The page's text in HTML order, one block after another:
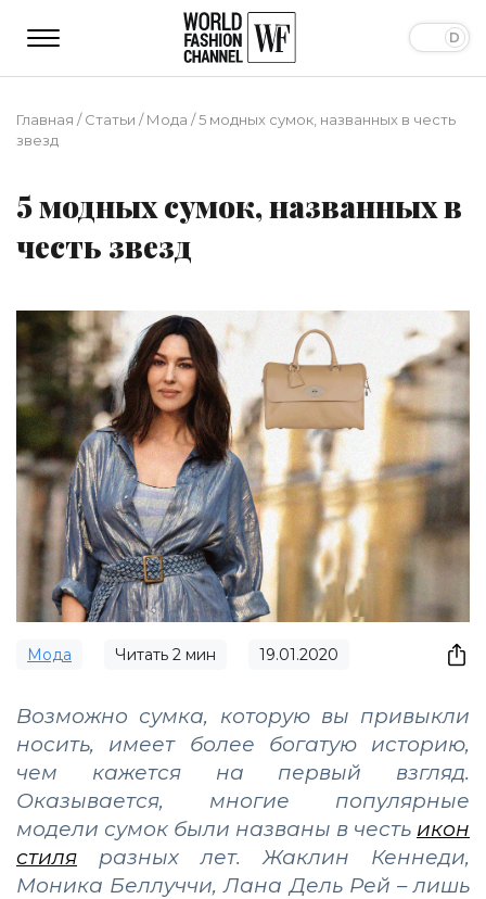
Главная /Статьи /Мода /5 модных сумок, названных в честь
звезд
5 модных сумок, названных в
честь звезд
Мода Читать 2 мин 19.01.2020
Возможно сумка, которую вы привыкли
носить, имеет более богатую историю,
чем кажется на первый взгляд.
Оказывается, многие популярные
модели сумок были названы в честь икон
стиля разных лет. Жаклин Кеннеди,
Моника Беллуччи, Лана Дель Рей – лишь